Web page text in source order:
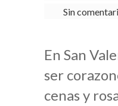
Sin
En San
ser
cenas y